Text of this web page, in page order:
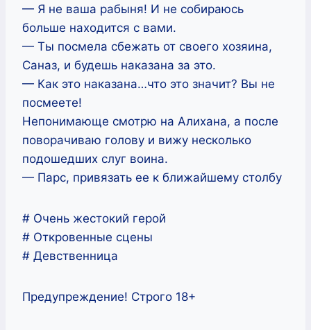
— Я не ваша рабыня! И не собираюсь
больше находится с вами.
— Ты посмела сбежать от своего хозяина,
Саназ, и будешь наказана за это.
— Как это наказана…что это значит? Вы не
посмеете!
Непонимающе смотрю на Алихана, а после
поворачиваю голову и вижу несколько
подошедших слуг воина.
— Парс, привязать ее к ближайшему столбу
# Очень жестокий герой
# Откровенные сцены
# Девственница
Предупреждение! Строго 18+